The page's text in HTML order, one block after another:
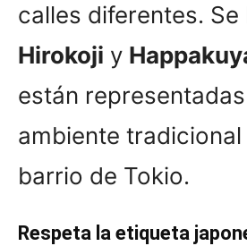
calles diferentes. Se
Hirokoji y
están
ambiente
barrio de Tokio.
Respeta la etiqueta